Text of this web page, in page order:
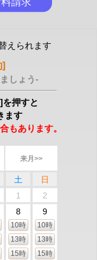
えられます
]
しょう-
押すと
ます
もあります。
来月>>
土
日
1
2
8
10時
13時
15時
9
10時
13時
15時